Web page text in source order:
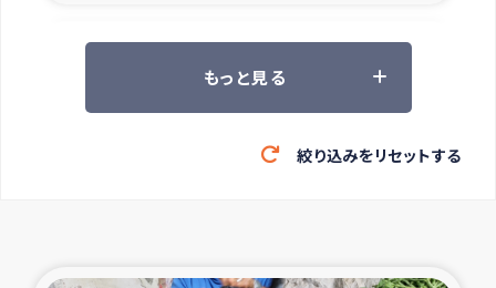
ツアー参加者の声
緊急救援の時代
東ティモール豪雨緊急支援
もっと見る
絞り込みをリセットする